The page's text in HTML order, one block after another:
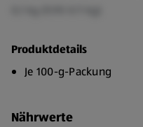
Produktdetails
Je 100-g-Packung
Nährwerte